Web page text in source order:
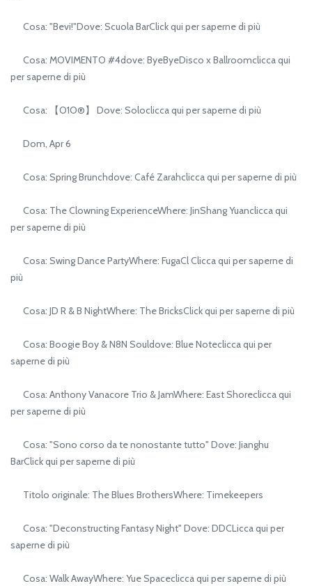
Cosa: "Bevi!"Dove: Scuola BarClick qui per saperne di più
Cosa: MOVIMENTO #4dove: ByeByeDisco x Ballroomclicca qui
per saperne di più
Cosa: 【O1O®】 Dove: Soloclicca qui per saperne di più
Dom, Apr 6
Cosa: Spring Brunchdove: Café Zarahclicca qui per saperne di più
Cosa: The Clowning ExperienceWhere: JinShang Yuanclicca qui
per saperne di più
Cosa: Swing Dance PartyWhere: FugaCl Clicca qui per saperne di
più
Cosa: JD R & B NightWhere: The BricksClick qui per saperne di più
Cosa: Boogie Boy & N8N Souldove: Blue Noteclicca qui per
saperne di più
Cosa: Anthony Vanacore Trio & JamWhere: East Shoreclicca qui
per saperne di più
Cosa: "Sono corso da te nonostante tutto" Dove: Jianghu
BarClick qui per saperne di più
Titolo originale: The Blues BrothersWhere: Timekeepers
Cosa: "Deconstructing Fantasy Night" Dove: DDCLicca qui per
saperne di più
Cosa: Walk AwayWhere: Yue Spaceclicca qui per saperne di più